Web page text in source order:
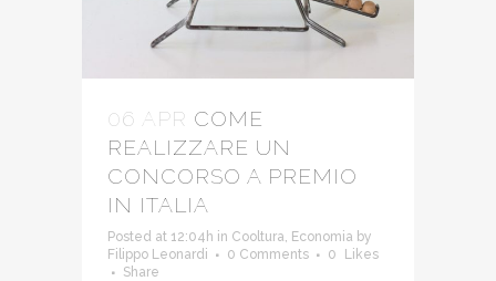
06 APR COME
REALIZZARE UN
CONCORSO A PREMIO
IN ITALIA
Posted at 12:04h in Cooltura, Economia by
Filippo Leonardi
0 Comments 0
Likes
Share